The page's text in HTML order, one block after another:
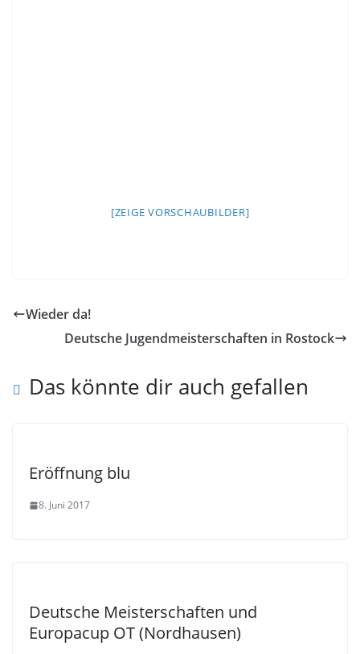
[ZEIGE VORSCHAUBILDER]
Wieder da!
Deutsche Jugendmeisterschaften in Rostock
Das könnte dir auch gefallen
Eröffnung blu
8. Juni 2017
Deutsche Meisterschaften und
Europacup OT (Nordhausen)